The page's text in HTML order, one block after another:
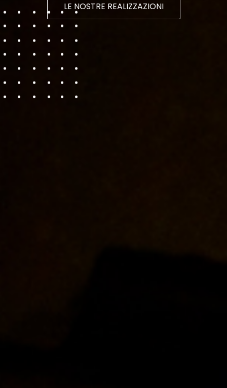
LE NOSTRE REALIZZAZIONI